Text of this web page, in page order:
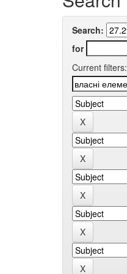
Search:
for
Current filters: